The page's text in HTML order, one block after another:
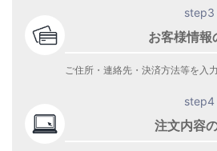
step3
お客様情報
ご住所・連絡先・決済方法等を入力
step4
注文内容